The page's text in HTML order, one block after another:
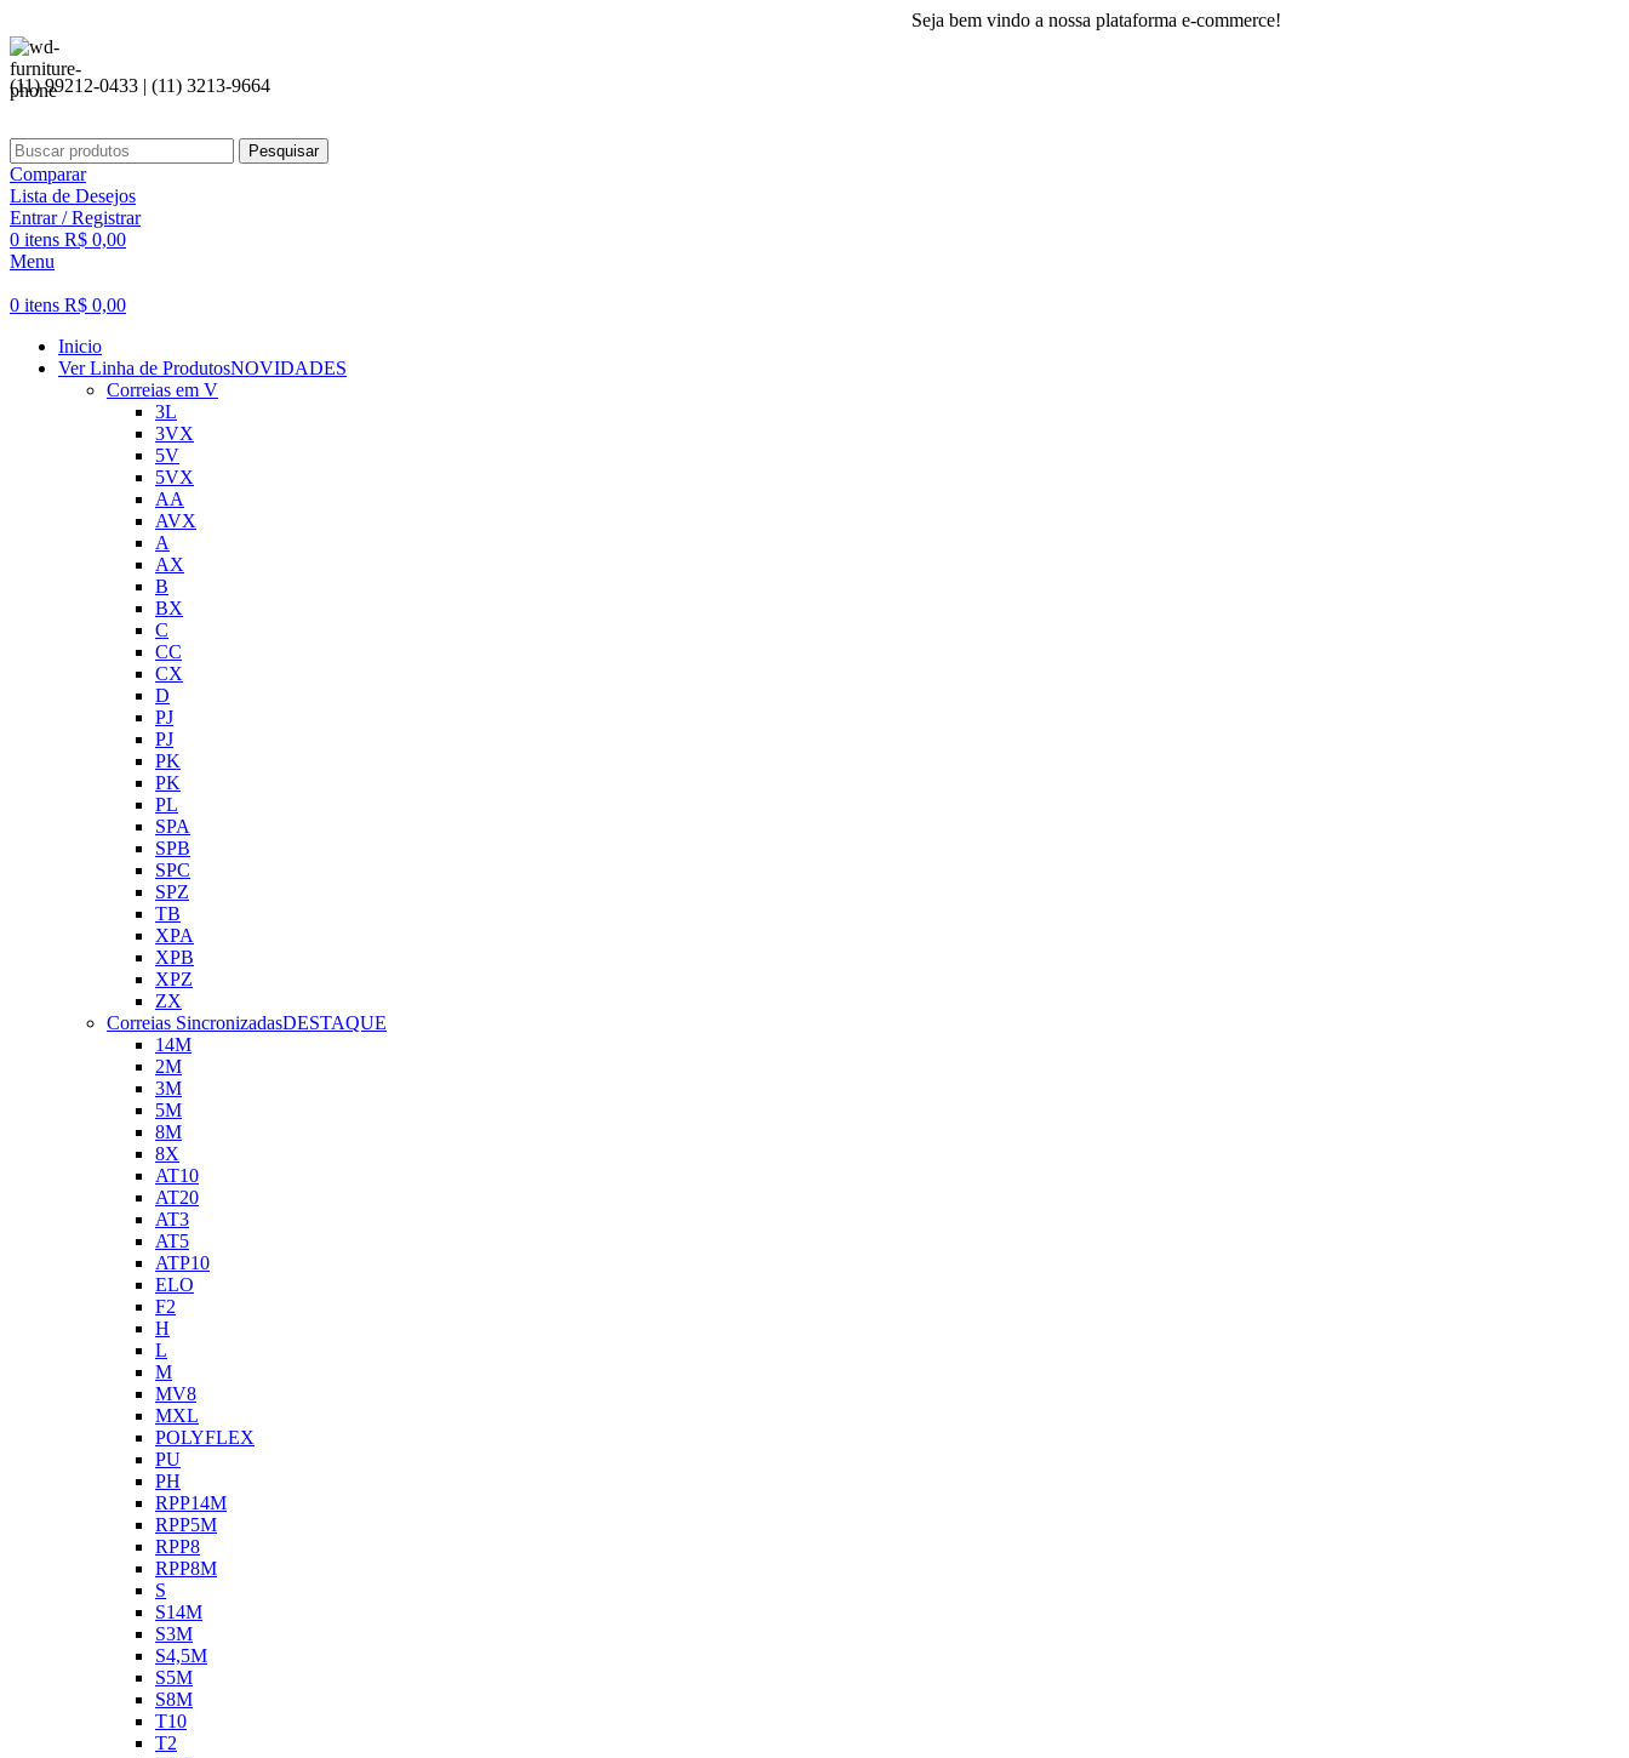
Seja bem vindo a nossa plataforma e-commerce!
(11) 99212-0433 | (11) 3213-9664
Pesquisar
Comparar
Lista de Desejos
Entrar / Registrar
0 itens R$ 0,00
Menu
0 itens R$ 0,00
Inicio
Ver Linha de ProdutosNOVIDADES
Correias em V
3L
3VX
5V
5VX
AA
AVX
A
AX
B
BX
C
CC
CX
D
PJ
PJ
PK
PK
PL
SPA
SPB
SPC
SPZ
TB
XPA
XPB
XPZ
ZX
Correias SincronizadasDESTAQUE
14M
2M
3M
5M
8M
8X
AT10
AT20
AT3
AT5
ATP10
ELO
F2
H
L
M
MV8
MXL
POLYFLEX
PU
PH
RPP14M
RPP5M
RPP8
RPP8M
S
S14M
S3M
S4,5M
S5M
S8M
T10
T2